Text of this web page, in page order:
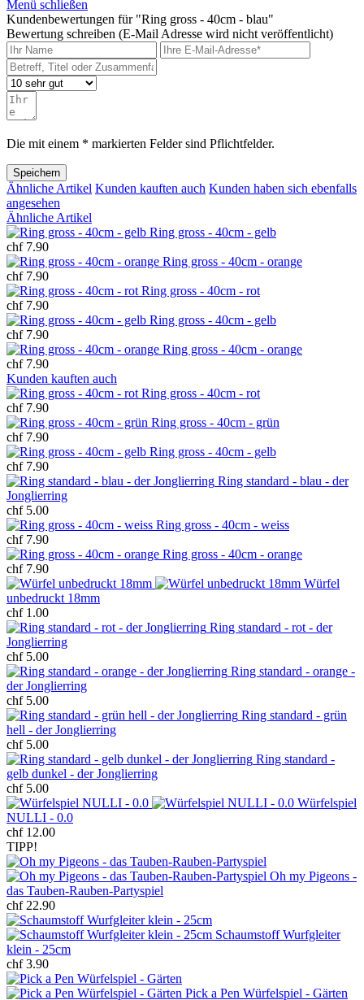
Menü schließen
Kundenbewertungen für "Ring gross - 40cm - blau"
Bewertung schreiben (E-Mail Adresse wird nicht veröffentlicht)
Die mit einem * markierten Felder sind Pflichtfelder.
Speichern
Ähnliche Artikel Kunden kauften auch Kunden haben sich ebenfalls
angesehen
Ähnliche Artikel
Ring gross - 40cm - gelb
chf 7.90
Ring gross - 40cm - orange
chf 7.90
Ring gross - 40cm - rot
chf 7.90
Ring gross - 40cm - gelb
chf 7.90
Ring gross - 40cm - orange
chf 7.90
Kunden kauften auch
Ring gross - 40cm - rot
chf 7.90
Ring gross - 40cm - grün
chf 7.90
Ring gross - 40cm - gelb
chf 7.90
Ring standard - blau - der
Jonglierring
chf 5.00
Ring gross - 40cm - weiss
chf 7.90
Ring gross - 40cm - orange
chf 7.90
Würfel
unbedruckt 18mm
chf 1.00
Ring standard - rot - der
Jonglierring
chf 5.00
Ring standard - orange -
der Jonglierring
chf 5.00
Ring standard - grün
hell - der Jonglierring
chf 5.00
Ring standard -
gelb dunkel - der Jonglierring
chf 5.00
Würfelspiel
NULLI - 0.0
chf 12.00
TIPP!
Oh my Pigeons -
das Tauben-Rauben-Partyspiel
chf 22.90
Schaumstoff Wurfgleiter
klein - 25cm
chf 3.90
Pick a Pen Würfelspiel - Gärten